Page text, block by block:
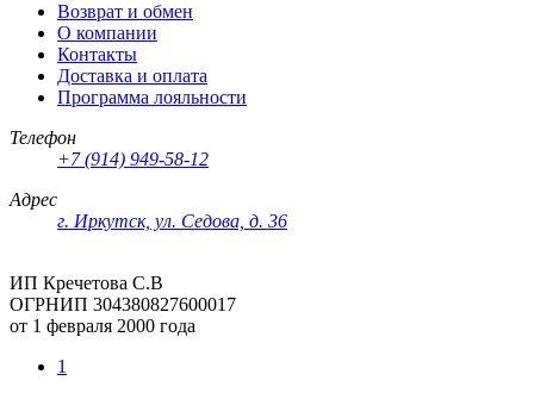
Возврат и обмен
О компании
Контакты
Доставка и оплата
Программа лояльности
Телефон
+7 (914) 949-58-12
Адрес
г. Иркутск, ул. Седова, д. 36
ИП Кречетова С.В
ОГРНИП 304380827600017
от 1 февраля 2000 года
1